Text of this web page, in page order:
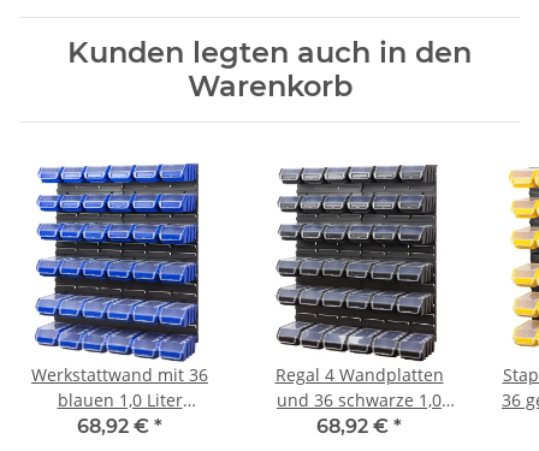
Kunden legten auch in den
Warenkorb
Werkstattwand mit 36
blauen 1,0 Liter
Stapelkisten und Deckel
68,92 € *
Regal 4 Wandplatten
und 36 schwarze 1,0
Liter Deckel
68,92 € *
36